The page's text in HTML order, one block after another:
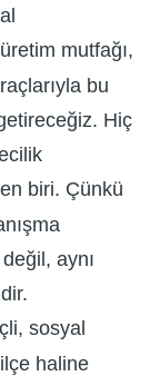
mutfağı,
bu
Hiç
biri. Çünkü
aynı
sosyal
haline